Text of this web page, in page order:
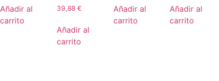
Añadir al
carrito
39,88 €
Añadir al
carrito
Añadir al
carrito
Añadir al
carrito